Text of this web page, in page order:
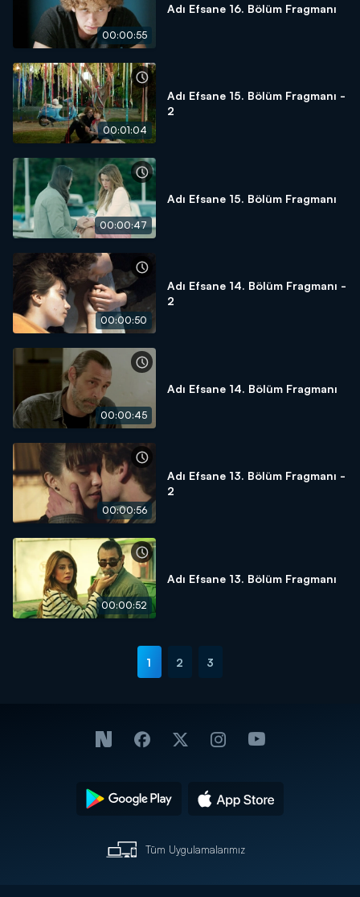
00:00:55
Adı Efsane 16. Bölüm Fragmanı
00:01:04
Adı Efsane 15. Bölüm Fragmanı -
2
00:00:47
Adı Efsane 15. Bölüm Fragmanı
00:00:50
Adı Efsane 14. Bölüm Fragmanı -
2
00:00:45
Adı Efsane 14. Bölüm Fragmanı
00:00:56
Adı Efsane 13. Bölüm Fragmanı -
2
00:00:52
Adı Efsane 13. Bölüm Fragmanı
1 2 3
Tüm Uygulamalarımız